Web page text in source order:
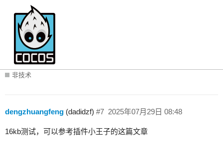
新版本迟迟不出，官方能不能针对老版本
cocos出一个官方适配16kb方案呀？
非技术
dengzhuangfeng (dadidzf) 2025年07月29日 08:48
#7
16kb测试，可以参考插件小王子的这篇文章